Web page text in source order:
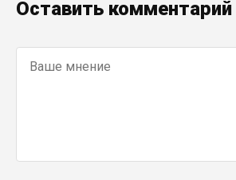
Оставить комментарий